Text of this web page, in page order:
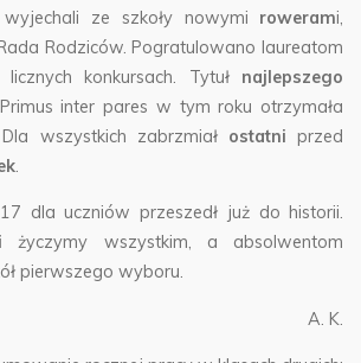
ze szkoły nowymi rowerami,
Rodziców. Pogratulowano laureatom
konkursach. Tytuł najlepszego
inter pares w tym roku otrzymała
wszystkich zabrzmiał ostatni przed
.
uczniów przeszedł już do historii.
życzymy wszystkim, a absolwentom
pierwszego wyboru.
A. K.